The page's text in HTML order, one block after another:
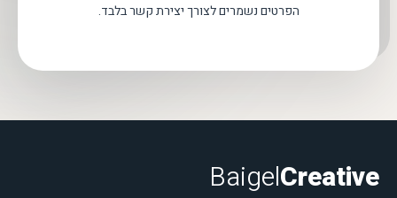
הפרטים נשמרים לצורך יצירת קשר בלבד.
BaigelCreative